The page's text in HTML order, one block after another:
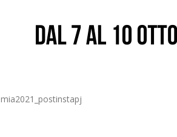
mia2021_postinstapj